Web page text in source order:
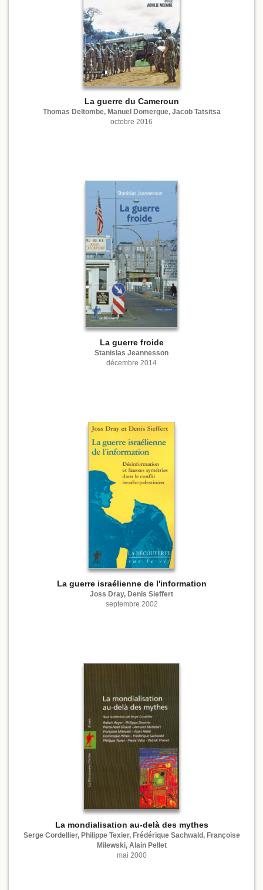
La guerre du Cameroun
Thomas Deltombe, Manuel Domergue, Jacob Tatsitsa
octobre 2016
La guerre froide
Stanislas Jeannesson
décembre 2014
La guerre israélienne de l'information
Joss Dray, Denis Sieffert
septembre 2002
La mondialisation au-delà des mythes
Serge Cordellier, Philippe Texier, Frédérique Sachwald, Françoise
Milewski, Alain Pellet
mai 2000